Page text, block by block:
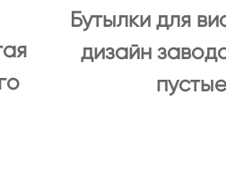
Бутылки для
дизайн